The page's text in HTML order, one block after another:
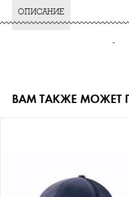
ОПИСАНИЕ
-
ВАМ ТАКЖЕ МОЖЕТ